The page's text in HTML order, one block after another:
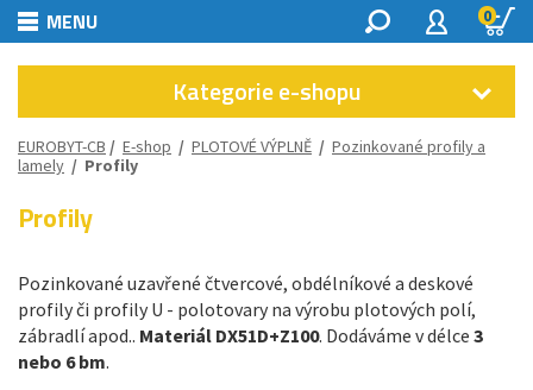
MENU 0
Kategorie e-shopu
EUROBYT-CB / E-shop / PLOTOVÉ VÝPLNĚ / Pozinkované profily a
lamely / Profily
Profily
Pozinkované uzavřené čtvercové, obdélníkové a deskové
profily či profily U - polotovary na výrobu plotových polí,
zábradlí apod.. Materiál DX51D+Z100. Dodáváme v délce 3
nebo 6 bm.